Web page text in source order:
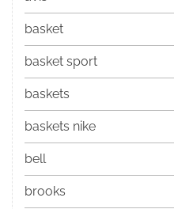
basket
basket sport
baskets
baskets nike
bell
brooks